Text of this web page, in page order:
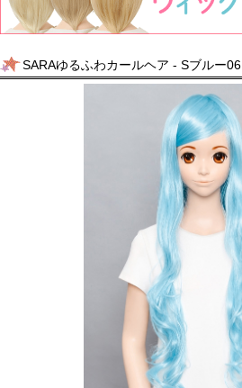
SARAゆるふわカールヘア - Sブルー06